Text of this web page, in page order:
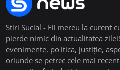
Stiri Sucial - Fii mereu la curent
pierde nimic din actualitatea
evenimente, politica, justiție,
oriunde se petrec cele mai